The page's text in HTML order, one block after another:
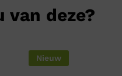
van deze?
Nieuw